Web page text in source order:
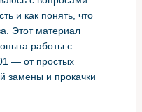
и как понять, что
Этот материал
работы с
— от простых
замены и прокачки